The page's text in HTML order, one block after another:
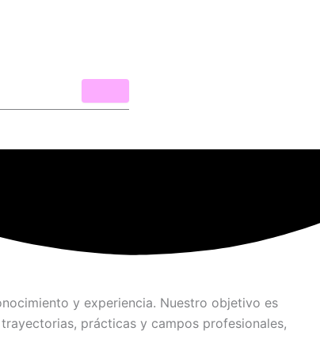
y experiencia. Nuestro objetivo es
prácticas y campos profesionales,